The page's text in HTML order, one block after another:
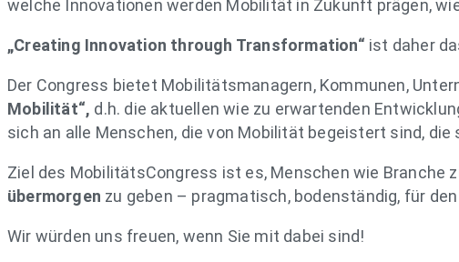
welche Innovationen werden Mobilität in Zukunft prägen,
„Creating Innovation through Transformation“ ist daher
Der Congress bietet Mobilitätsmanagern, Kommunen,
Mobilität“, d.h. die aktuellen wie zu erwartenden
sich an alle Menschen, die von Mobilität begeistert sind,
Ziel des MobilitätsCongress ist es, Menschen wie Branche
übermorgen zu geben – pragmatisch, bodenständig, für
Wir würden uns freuen, wenn Sie mit dabei sind!